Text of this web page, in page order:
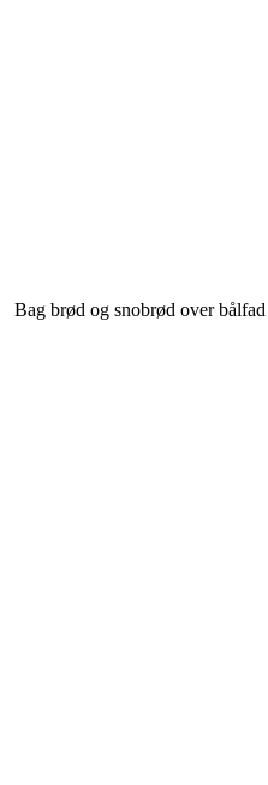
Bag brød og snobrød over